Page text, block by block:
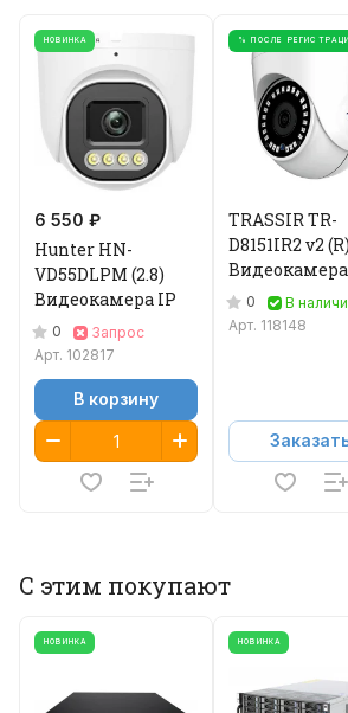
НОВИНКА
6 550 ₽
Hunter HN-
VD55DLPM (2.8)
Видеокамера IP
0
Запрос
Арт. 102817
В корзину
% ПОСЛЕ
TRASSIR TR-
D8151IR2 v2
0
В
Арт. 118148
С этим покупают
НОВИНКА НОВИНКА